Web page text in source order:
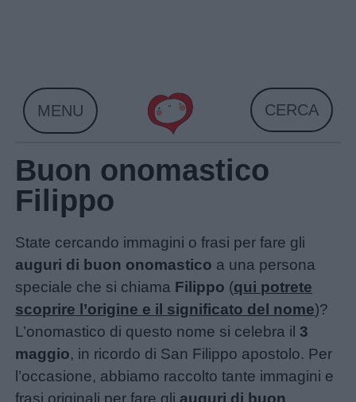
MENU CERCA
Buon onomastico
Filippo
State cercando immagini o frasi per fare gli
auguri di buon onomastico a una persona
speciale che si chiama Filippo (qui potrete
scoprire l’origine e il significato del nome)?
L’onomastico di questo nome si celebra il3
maggio, in ricordo di San Filippo apostolo. Per
l’occasione, abbiamo raccolto tante immagini e
frasi originali per fare gliauguri di buon